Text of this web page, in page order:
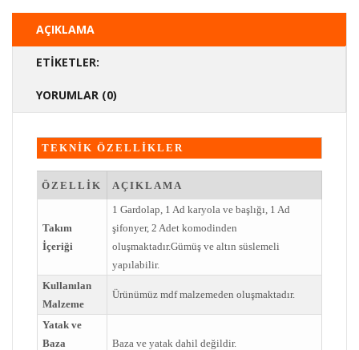
AÇIKLAMA
ETIKETLER:
YORUMLAR (0)
TEKNİK ÖZELLİKLER
ÖZELLİK AÇIKLAMA
Takım
İçeriği
1 Gardolap, 1 Ad karyola ve başlığı, 1 Ad
şifonyer, 2 Adet komodinden
oluşmaktadır.Gümüş ve altın süslemeli
yapılabilir.
Kullanılan
Malzeme
Ürünümüz mdf malzemeden oluşmaktadır.
Yatak ve
Baza
Baza ve yatak dahil değildir.